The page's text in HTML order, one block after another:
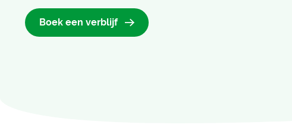
Boek een verblijf